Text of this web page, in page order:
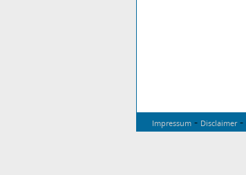
Impressum - Disclaimer-